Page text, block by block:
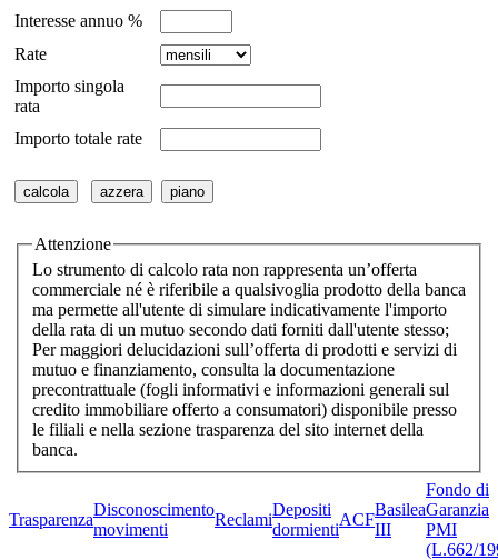
Interesse annuo %
Rate
Importo singola
rata
Importo totale rate
Attenzione
Lo strumento di calcolo rata non rappresenta un’offerta
commerciale né è riferibile a qualsivoglia prodotto della banca
ma permette all'utente di simulare indicativamente l'importo
della rata di un mutuo secondo dati forniti dall'utente stesso;
Per maggiori delucidazioni sull’offerta di prodotti e servizi di
mutuo e finanziamento, consulta la documentazione
precontrattuale (fogli informativi e informazioni generali sul
credito immobiliare offerto a consumatori) disponibile presso
le filiali e nella sezione trasparenza del sito internet della
banca.
Trasparenza
Disconoscimento
movimenti
Reclami
Depositi
dormienti
ACF
Basilea
III
Fondo di
Garanzia
PMI
(L.662/